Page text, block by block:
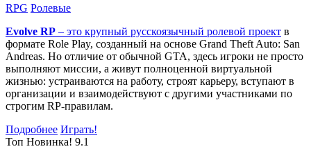
RPG Ролевые
Evolve RP – это крупный русскоязычный ролевой проект в
формате Role Play, созданный на основе Grand Theft Auto: San
Andreas. Но отличие от обычной GTA, здесь игроки не просто
выполняют миссии, а живут полноценной виртуальной
жизнью: устраиваются на работу, строят карьеру, вступают в
организации и взаимодействуют с другими участниками по
строгим RP-правилам.
Подробнее Играть!
Топ Новинка! 9.1